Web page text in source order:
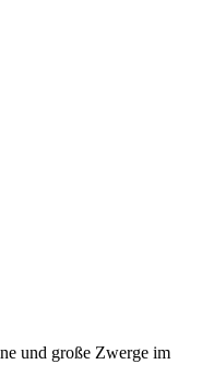
und große Zwerge im